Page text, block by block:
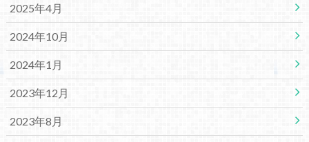
2025年4月
2024年10月
2024年1月
2023年12月
2023年8月